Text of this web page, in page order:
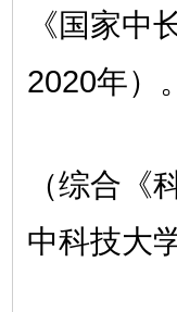
《国家中
2020年）。
（综合《
中科技大